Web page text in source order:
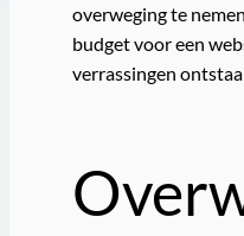
overweging te
budget voor een
verrassingen